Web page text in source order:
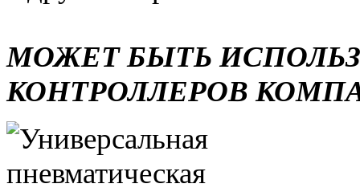
МОЖЕТ БЫТЬ
КОНТРОЛЛЕРОВ